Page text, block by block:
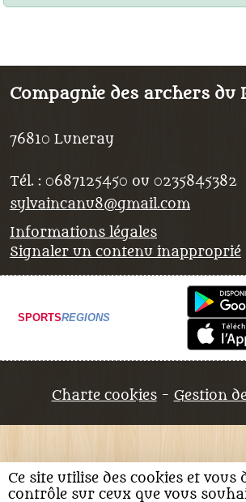
Compagnie des archers du
76810 Luneray
Tél. : 0687125450 ou 0235845382
sylvaincanu8@gmail.com
Informations légales
Signaler un contenu inapproprié
SPORTSREGIONS
Charte cookies Gestion
Ce site utilise des cookies et vous
contrôle sur ceux que vous